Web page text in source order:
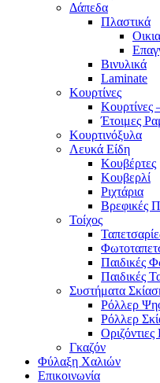
Δάπεδα
Πλαστικά
Βινυλικά
Laminate
Κουρτίνες
Κουρτίνες
Έτοιμες
Κουρτινόξυλα
Λευκά Είδη
Κουβέρτες
Κουβερλί
Ριχτάρια
Βρεφικές
Τοίχος
Παιδικές
Παιδικές
Συστήματα
Ρόλλερ
Ρόλλερ
Γκαζόν
Φύλαξη Χαλιών
Επικοινωνία